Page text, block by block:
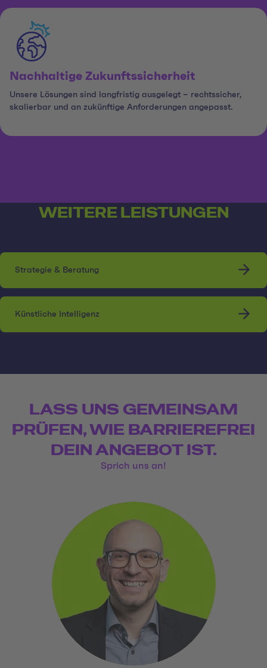
Nachhaltige Zukunftssicherheit
Unsere Lösungen sind langfristig ausgelegt – rechtssicher,
skalierbar und an zukünftige Anforderungen angepasst.
WEITERE LEISTUNGEN
Strategie & Beratung
Künstliche Intelligenz
LASS UNS GEMEINSAM
PRÜFEN, WIE BARRIEREFREI
DEIN ANGEBOT IST.
Sprich uns an!